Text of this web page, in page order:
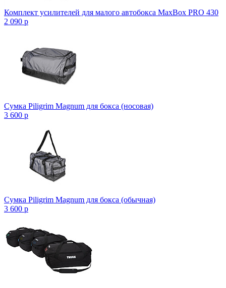
Комплект усилителей для малого автобокса MaxBox PRO 430
2 090 p
Сумка Piligrim Magnum для бокса (носовая)
3 600 p
Сумка Piligrim Magnum для бокса (обычная)
3 600 p